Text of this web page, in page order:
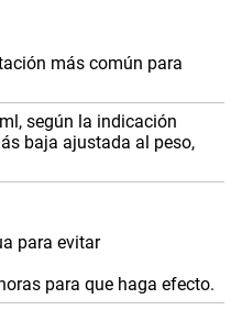
más común para
según la indicación
baja ajustada al peso,
para evitar
para que haga efecto.